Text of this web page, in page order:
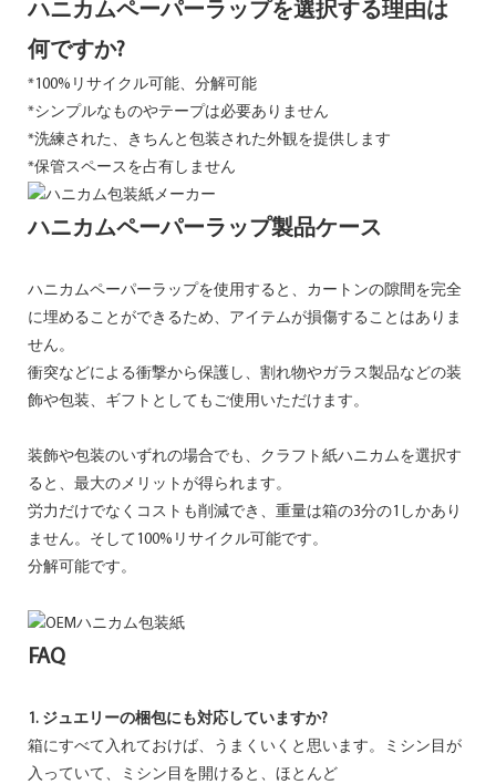
ハニカムペーパーラップを選択する理由は
何ですか?
*100%リサイクル可能、分解可能
*シンプルなものやテープは必要ありません
*洗練された、きちんと包装された外観を提供します
*保管スペースを占有しません
ハニカムペーパーラップ製品ケース
ハニカムペーパーラップを使用すると、カートンの隙間を完全
に埋めることができるため、アイテムが損傷することはありま
せん。
衝突などによる衝撃から保護し、割れ物やガラス製品などの装
飾や包装、ギフトとしてもご使用いただけます。
装飾や包装のいずれの場合でも、クラフト紙ハニカムを選択す
ると、最大のメリットが得られます。
労力だけでなくコストも削減でき、重量は箱の3分の1しかあり
ません。そして100%リサイクル可能です。
分解可能です。
FAQ
1. ジュエリーの梱包にも対応していますか?
箱にすべて入れておけば、うまくいくと思います。ミシン目が
入っていて、ミシン目を開けると、ほとんど